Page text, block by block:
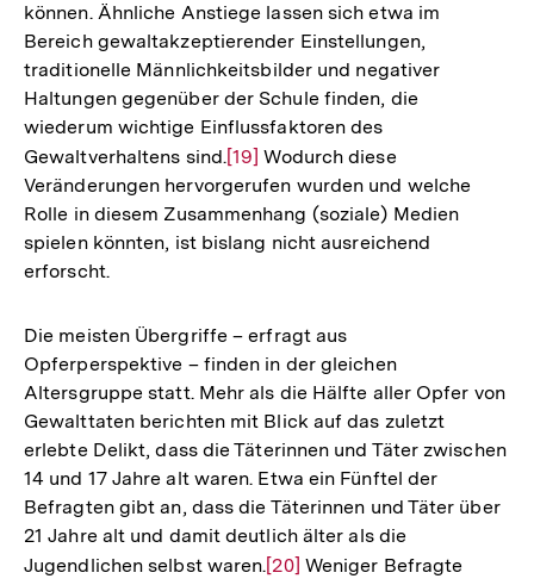
können. Ähnliche Anstiege lassen sich etwa im
Bereich gewaltakzeptierender Einstellungen,
traditionelle Männlichkeitsbilder und negativer
Haltungen gegenüber der Schule finden, die
wiederum wichtige Einflussfaktoren des
Gewaltverhaltens sind.Zur
Auflösung
der
Fußnote
[19] Wodurch diese
Veränderungen hervorgerufen wurden und welche
Rolle in diesem Zusammenhang (soziale) Medien
spielen könnten, ist bislang nicht ausreichend
erforscht.
Die meisten Übergriffe – erfragt aus
Opferperspektive – finden in der gleichen
Altersgruppe statt. Mehr als die Hälfte aller Opfer von
Gewalttaten berichten mit Blick auf das zuletzt
erlebte Delikt, dass die Täterinnen und Täter zwischen
14 und 17 Jahre alt waren. Etwa ein Fünftel der
Befragten gibt an, dass die Täterinnen und Täter über
21 Jahre alt und damit deutlich älter als die
Jugendlichen selbst waren.Zur
[20] Weniger Befragte